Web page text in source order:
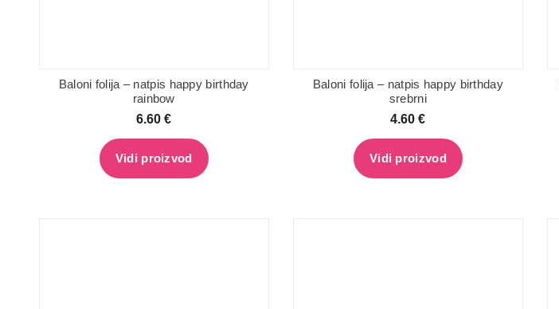
Baloni folija – natpis happy birthday
rainbow
6.60€
Vidi proizvod
Baloni folija – natpis happy birthday
srebrni
4.60€
Vidi proizvod